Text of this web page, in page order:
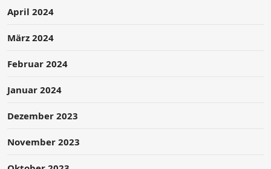
April 2024
März 2024
Februar 2024
Januar 2024
Dezember 2023
November 2023